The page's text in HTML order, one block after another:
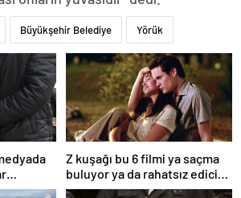
Büyükşehir Belediye Yörük
Z kuşağı bu 6 filmi ya saçma
buluyor ya da rahatsız edici
ve toksik!